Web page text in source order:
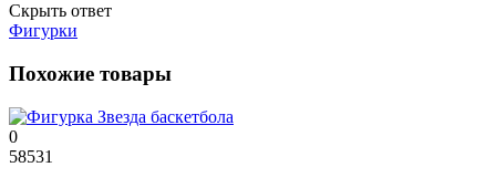
Скрыть ответ
Фигурки
Похожие товары
0
58531